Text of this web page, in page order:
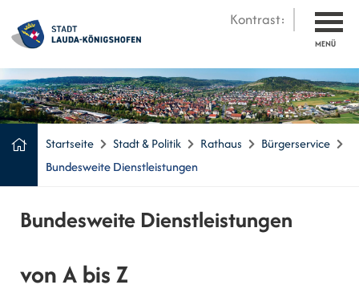
Kontrast:
MENÜ
Startseite Stadt & Politik Rathaus
Bürgerservice
Bundesweite Dienstleistungen
Bundesweite Dienstleistungen
von A bis Z